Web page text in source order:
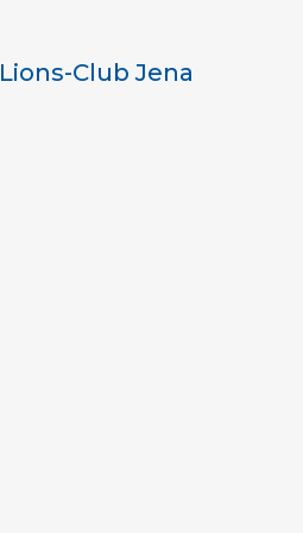
Lions-Club Jena